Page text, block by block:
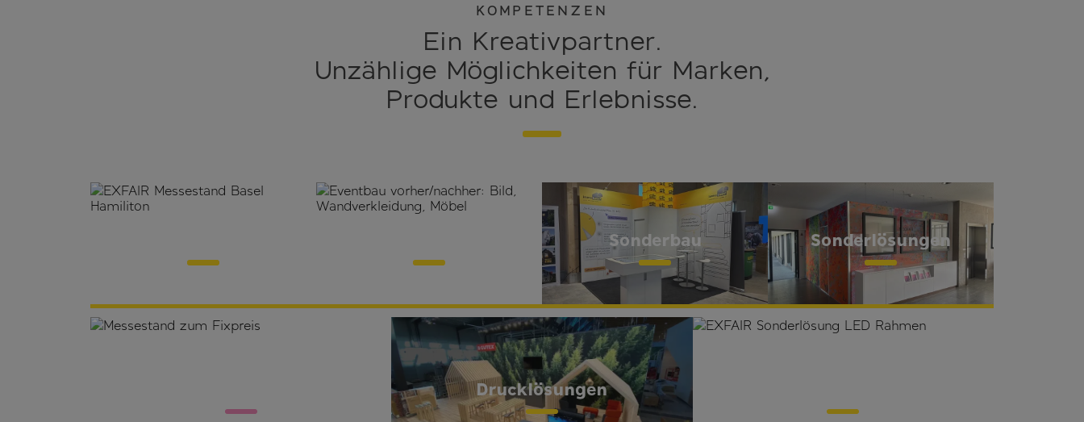
KOMPETENZEN
Ein Kreativpartner.
Unzählige Möglichkeiten für Marken,
Produkte und Erlebnisse.
Sonderbau Sonderlösungen
Drucklösungen